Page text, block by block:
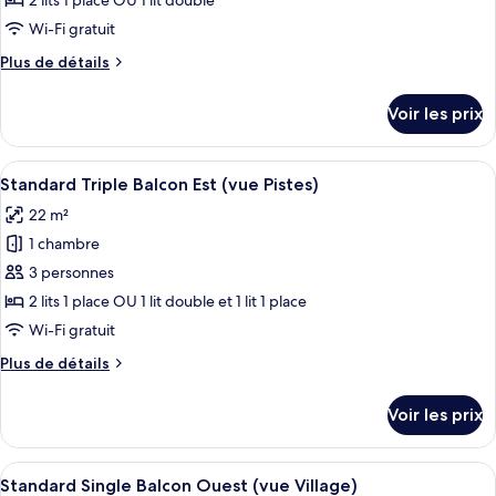
Pistes)
type
chambre :
Balcon
Est
(vue
Pistes)
Wi-Fi gratuit
Plus de détails
Plus
le
type
de
Standard
Double
Balcon
Est
(vue
Pistes)
Voir les prix
Afficher
toutes
les
photos
pour
ce
type
chambre :
Balcon
Est
Une chambre à coucher avec une
5
Standard Triple Balcon Est (vue Pistes)
22 m²
1 chambre
3 personnes
2 lits 1 place OU 1 lit double et 1 lit 1 place
Wi-Fi gratuit
Plus de détails
Plus
le
type
de
Voir les prix
Afficher
Une chambre à coucher avec un lit,
2
Standard Single Balcon Ouest (vue Village)